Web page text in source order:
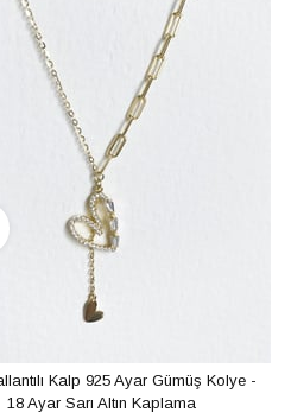
Kalp 925 Ayar Gümüş Kolye -
18 Ayar Sarı Altın Kaplama